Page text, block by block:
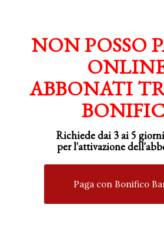
NON POSSO
ABBONATI
Richiede dai 3 ai 5
perl'attivazione
Paga con Bonifico